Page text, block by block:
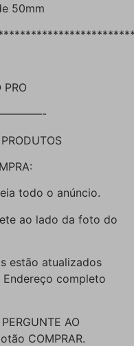
50mm
PRO
todo o anúncio.
ao lado da foto do
estão atualizados
completo
AO
COMPRAR.